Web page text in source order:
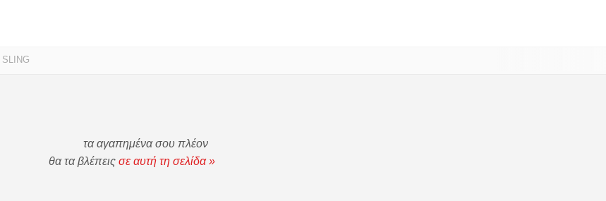
SLING
τα αγαπημένα σου πλέον
θα τα βλέπεις σε αυτή τη σελίδα »